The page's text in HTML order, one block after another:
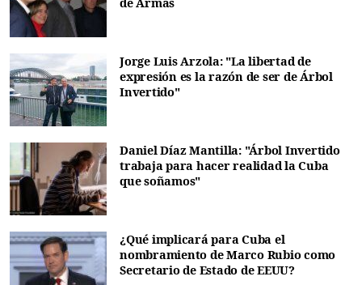
Jorge Luis Arzola: "La libertad de
expresión es la razón de ser de Árbol
Invertido"
Daniel Díaz Mantilla: "Árbol Invertido
trabaja para hacer realidad la Cuba
que soñamos"
¿Qué implicará para Cuba el
nombramiento de Marco Rubio como
Secretario de Estado de EEUU?